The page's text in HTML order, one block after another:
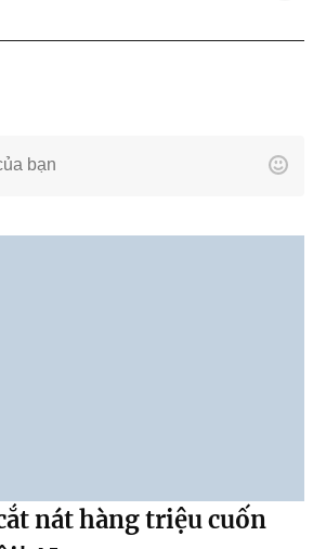
nát hàng triệu cuốn